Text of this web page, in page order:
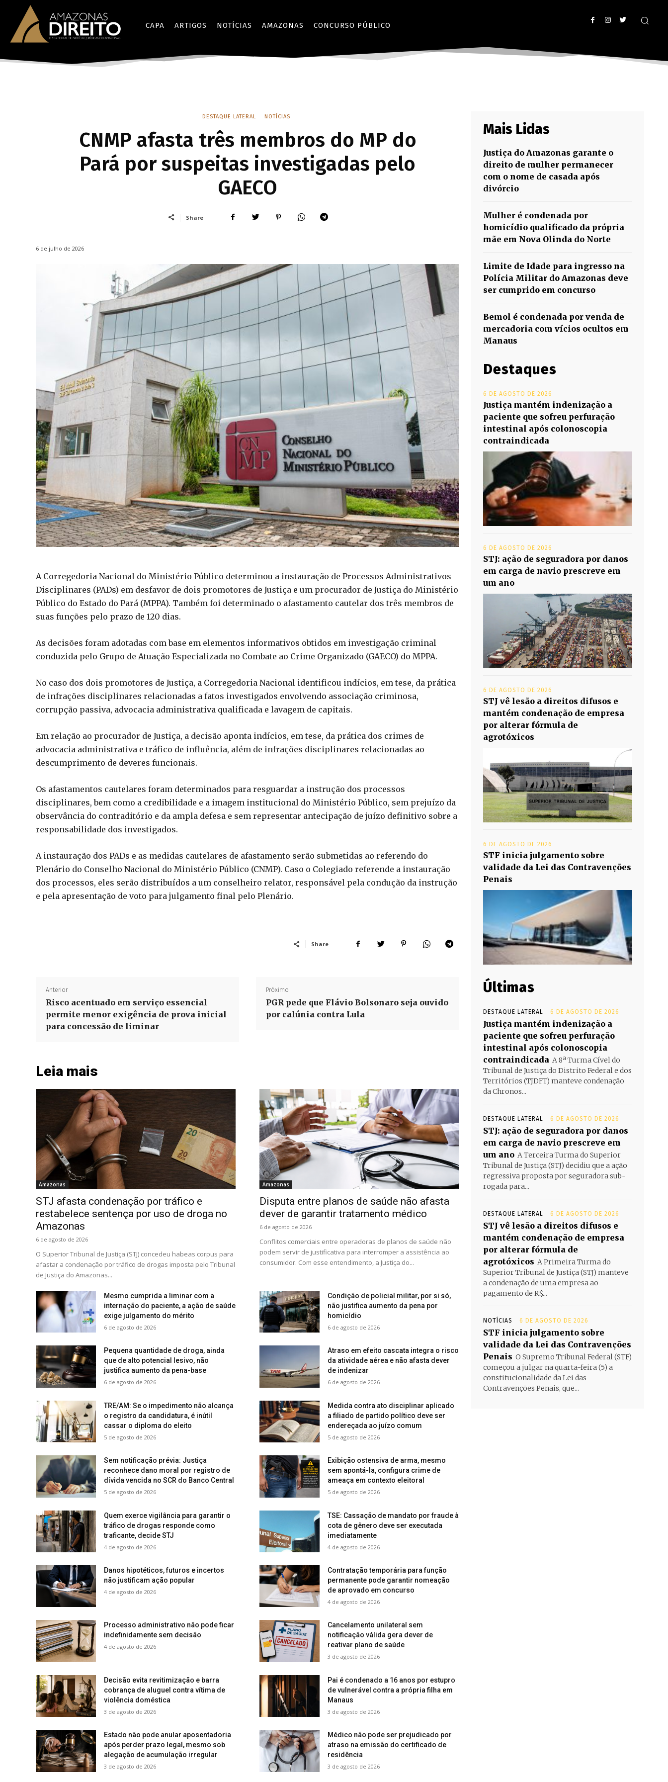
CAPA ARTIGOS NOTÍCIAS AMAZONAS CONCURSO PÚBLICO
DESTAQUE LATERAL NOTÍCIAS
CNMP afasta três membros do MP do
Pará por suspeitas investigadas pelo
GAECO
Share
6 de julho de 2026
A Corregedoria Nacional do Ministério Público determinou a instauração de Processos Administrativos
Disciplinares (PADs) em desfavor de dois promotores de Justiça e um procurador de Justiça do Ministério
Público do Estado do Pará (MPPA). Também foi determinado o afastamento cautelar dos três membros de
suas funções pelo prazo de 120 dias.
As decisões foram adotadas com base em elementos informativos obtidos em investigação criminal
conduzida pelo Grupo de Atuação Especializada no Combate ao Crime Organizado (GAECO) do MPPA.
No caso dos dois promotores de Justiça, a Corregedoria Nacional identificou indícios, em tese, da prática
de infrações disciplinares relacionadas a fatos investigados envolvendo associação criminosa,
corrupção passiva, advocacia administrativa qualificada e lavagem de capitais.
Em relação ao procurador de Justiça, a decisão aponta indícios, em tese, da prática dos crimes de
advocacia administrativa e tráfico de influência, além de infrações disciplinares relacionadas ao
descumprimento de deveres funcionais.
Os afastamentos cautelares foram determinados para resguardar a instrução dos processos
disciplinares, bem como a credibilidade e a imagem institucional do Ministério Público, sem prejuízo da
observância do contraditório e da ampla defesa e sem representar antecipação de juízo definitivo sobre a
responsabilidade dos investigados.
A instauração dos PADs e as medidas cautelares de afastamento serão submetidas ao referendo do
Plenário do Conselho Nacional do Ministério Público (CNMP). Caso o Colegiado referende a instauração
dos processos, eles serão distribuídos a um conselheiro relator, responsável pela condução da instrução
e pela apresentação de voto para julgamento final pelo Plenário.
Share
Anterior
Risco acentuado em serviço essencial
permite menor exigência de prova inicial
para concessão de liminar
Próximo
PGR pede que Flávio Bolsonaro seja ouvido
por calúnia contra Lula
Leia mais
Amazonas
STJ afasta condenação por tráfico e
restabelece sentença por uso de droga no
Amazonas
6 de agosto de 2026
O Superior Tribunal de Justiça (STJ) concedeu habeas corpus para
afastar a condenação por tráfico de drogas imposta pelo Tribunal
de Justiça do Amazonas...
Amazonas
Disputa entre planos de saúde não afasta
dever de garantir tratamento médico
6 de agosto de 2026
Conflitos comerciais entre operadoras de planos de saúde não
podem servir de justificativa para interromper a assistência ao
consumidor. Com esse entendimento, a Justiça do...
Mesmo cumprida a liminar com a
internação do paciente, a ação de saúde
exige julgamento do mérito
6 de agosto de 2026
Condição de policial militar, por si só,
não justifica aumento da pena por
homicídio
6 de agosto de 2026
Pequena quantidade de droga, ainda
que de alto potencial lesivo, não
justifica aumento da pena-base
6 de agosto de 2026
Atraso em efeito cascata integra o risco
da atividade aérea e não afasta dever
de indenizar
6 de agosto de 2026
TRE/AM: Se o impedimento não alcança
o registro da candidatura, é inútil
cassar o diploma do eleito
5 de agosto de 2026
Medida contra ato disciplinar aplicado
a filiado de partido político deve ser
endereçada ao juízo comum
5 de agosto de 2026
Sem notificação prévia: Justiça
reconhece dano moral por registro de
dívida vencida no SCR do Banco Central
5 de agosto de 2026
Exibição ostensiva de arma, mesmo
sem apontá-la, configura crime de
ameaça em contexto eleitoral
5 de agosto de 2026
Quem exerce vigilância para garantir o
tráfico de drogas responde como
traficante, decide STJ
4 de agosto de 2026
TSE: Cassação de mandato por fraude à
cota de gênero deve ser executada
imediatamente
4 de agosto de 2026
Danos hipotéticos, futuros e incertos
não justificam ação popular
4 de agosto de 2026
Contratação temporária para função
permanente pode garantir nomeação
de aprovado em concurso
4 de agosto de 2026
Processo administrativo não pode ficar
indefinidamente sem decisão
4 de agosto de 2026
Cancelamento unilateral sem
notificação válida gera dever de
reativar plano de saúde
3 de agosto de 2026
Decisão evita revitimização e barra
cobrança de aluguel contra vítima de
violência doméstica
3 de agosto de 2026
Pai é condenado a 16 anos por estupro
de vulnerável contra a própria filha em
Manaus
3 de agosto de 2026
Estado não pode anular aposentadoria
após perder prazo legal, mesmo sob
alegação de acumulação irregular
3 de agosto de 2026
Médico não pode ser prejudicado por
atraso na emissão do certificado de
residência
3 de agosto de 2026
Mais Lidas
Justiça do Amazonas garante o
direito de mulher permanecer
com o nome de casada após
divórcio
Mulher é condenada por
homicídio qualificado da própria
mãe em Nova Olinda do Norte
Limite de Idade para ingresso na
Polícia Militar do Amazonas deve
ser cumprido em concurso
Bemol é condenada por venda de
mercadoria com vícios ocultos em
Manaus
Destaques
6 DE AGOSTO DE 2026
Justiça mantém indenização a
paciente que sofreu perfuração
intestinal após colonoscopia
contraindicada
6 DE AGOSTO DE 2026
STJ: ação de seguradora por danos
em carga de navio prescreve em
um ano
6 DE AGOSTO DE 2026
STJ vê lesão a direitos difusos e
mantém condenação de empresa
por alterar fórmula de
agrotóxicos
6 DE AGOSTO DE 2026
STF inicia julgamento sobre
validade da Lei das Contravenções
Penais
Últimas
DESTAQUE LATERAL 6 DE AGOSTO DE 2026
Justiça mantém indenização a
paciente que sofreu perfuração
intestinal após colonoscopia
contraindicada A 8ª Turma Cível do
Tribunal de Justiça do Distrito Federal e dos
Territórios (TJDFT) manteve condenação
da Chronos...
DESTAQUE LATERAL 6 DE AGOSTO DE 2026
STJ: ação de seguradora por danos
em carga de navio prescreve em
um ano ​A Terceira Turma do Superior
Tribunal de Justiça (STJ) decidiu que a ação
regressiva proposta por seguradora sub-
rogada para...
DESTAQUE LATERAL 6 DE AGOSTO DE 2026
STJ vê lesão a direitos difusos e
mantém condenação de empresa
por alterar fórmula de
agrotóxicos ​A Primeira Turma do
Superior Tribunal de Justiça (STJ) manteve
a condenação de uma empresa ao
pagamento de R$...
NOTÍCIAS 6 DE AGOSTO DE 2026
STF inicia julgamento sobre
validade da Lei das Contravenções
Penais O Supremo Tribunal Federal (STF)
começou a julgar na quarta-feira (5) a
constitucionalidade da Lei das
Contravenções Penais, que...